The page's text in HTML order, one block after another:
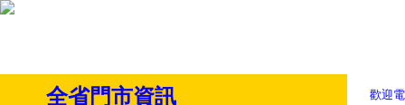
歡迎
全省門市資訊